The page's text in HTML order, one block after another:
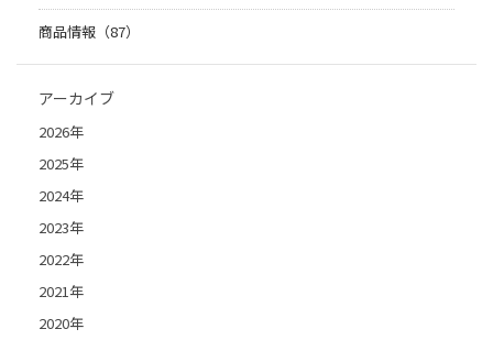
商品情報（87）
アーカイブ
2026年
2025年
2024年
2023年
2022年
2021年
2020年